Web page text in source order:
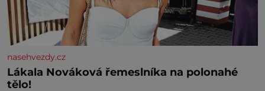
nasehvezdy.cz
Lákala Nováková řemeslníka na polonahé
tělo!